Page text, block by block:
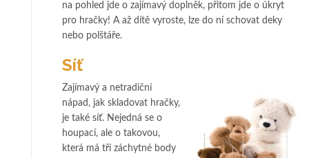
na pohled jde o zajímavý doplněk, přitom jde o úkryt
pro hračky! A až dítě vyroste, lze do ní schovat deky
nebo polštáře.
Síť
Zajímavý a netradiční
nápad, jak skladovat hračky,
je také síť. Nejedná se o
houpací, ale o takovou,
která má tři záchytné body